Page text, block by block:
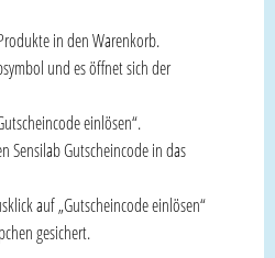
in den Warenkorb.
und es öffnet sich der
einlösen“.
Sensilab Gutscheincode in das
auf „Gutscheincode einlösen“
gesichert.